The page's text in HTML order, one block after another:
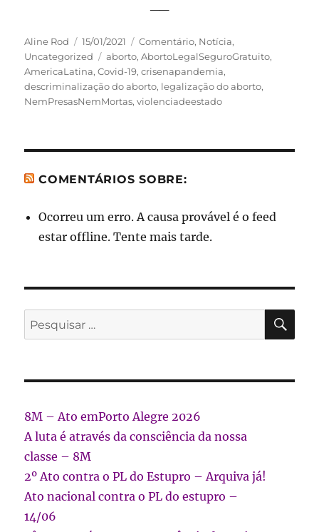
Autor
Aline Rod
Publicado
em
15/01/2021 Categorias
Comentário, Notícia,
Uncategorized
Tags
aborto,AbortoLegalSeguroGratuito,
AmericaLatina,Covid-19,crisenapandemia,
descriminalização do aborto, legalização do aborto,
NemPresasNemMortas,violenciadeestado
COMENTÁRIOS SOBRE:
Ocorreu um erro. A causa provável é o feed
estar offline. Tente mais tarde.
Pesquisar
por:
8M – Ato emPorto Alegre 2026
A luta é através da consciência da nossa
classe – 8M
2º Ato contra o PL do Estupro – Arquiva já!
Ato nacional contra o PL do estupro –
14/06